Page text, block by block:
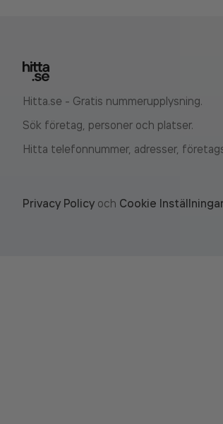
Hitta.se - Gratis nummerupplysning.
Sök företag, personer och platser.
Hitta telefonnummer, adresser,
Privacy Policy och Cookie